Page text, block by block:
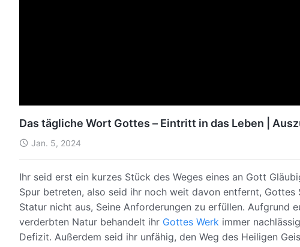
Das tägliche Wort Gottes – Eintritt in das Leben |
Jan. 5, 2024
Ihr seid erst ein kurzes Stück des Weges eines an Gott
Spur betreten, also seid ihr noch weit davon entfernt,
Statur nicht aus, Seine Anforderungen zu erfüllen. Aufgrund
verderbten Natur behandelt ihr Gottes Werk immer
Defizit. Außerdem seid ihr unfähig, den Weg des Heiligen